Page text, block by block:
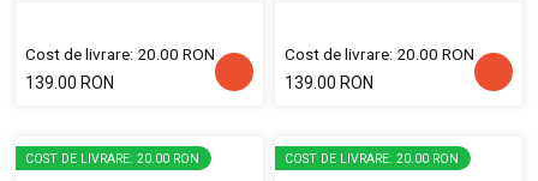
Cost de livrare: 20.00 RON
139.00 RON
Cost de livrare: 20.00 RON
139.00 RON
COST DE LIVRARE: 20.00 RON COST DE LIVRARE: 20.00 RON